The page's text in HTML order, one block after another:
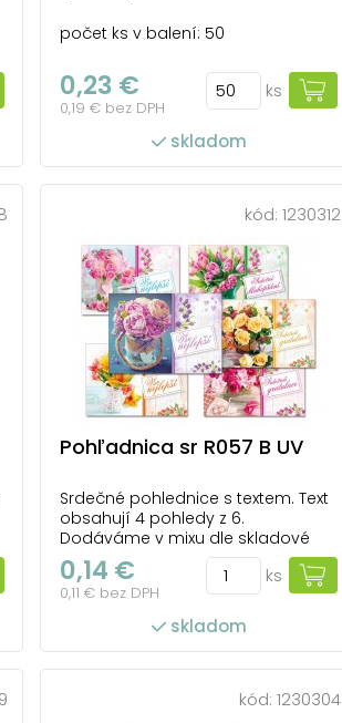
počet ks v balení: 50
0,23 €
0,19 € bez DPH
ks
skladom
kód: 1230312
Pohľadnica sr R057 B UV
Srdečné pohlednice s textem. Text
obsahují 4 pohledy z 6.
Dodáváme v mixu dle skladové
zásoby. Uvedená cena je za 1ks
Rozměr: A6 10,5 x 14,8 cm Papír:
pohlednicový karton 240 g
Povrchová úprava: UV lak Text: 4/6
počet ks v balení: 100
0,14 €
0,11 € bez DPH
ks
skladom
kód: 1230304